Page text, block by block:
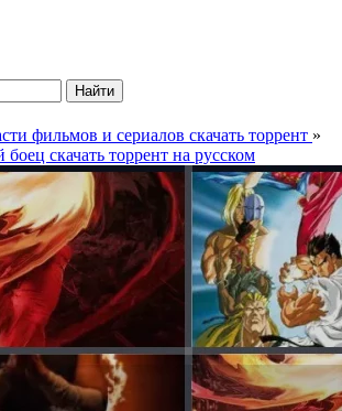
Найти
фильмов и сериалов скачать торрент »
скачать торрент на русском